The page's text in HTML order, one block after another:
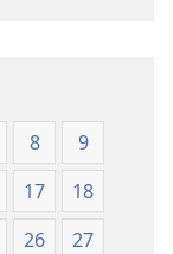
Свещеното
писание
(2009
г.)
8
9
17
18
26
27